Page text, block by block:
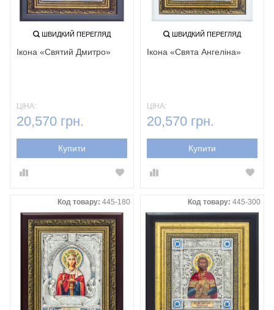
ШВИДКИЙ ПЕРЕГЛЯД
Ікона «Святий Дмитро»
ЦІНА:
20,570 грн.
Купити
ШВИДКИЙ ПЕРЕГЛЯД
Ікона «Свята Ангеліна»
ЦІНА:
20,570 грн.
Купити
Код товару: 445-180 Код товару: 445-300